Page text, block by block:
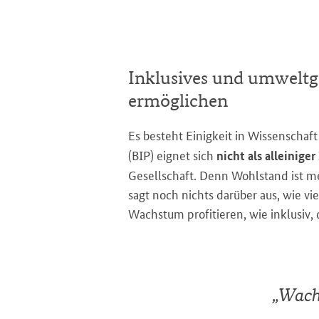
Inklusives und
ermöglichen
Es besteht Einigkeit in
(BIP) eignet sich nicht als
Gesellschaft. Denn Wohlstand ist
sagt noch nichts darüber aus, wie
Wachstum profitieren, wie
„